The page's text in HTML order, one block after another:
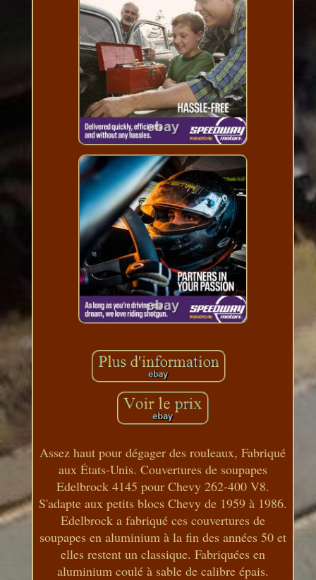
Assez haut pour dégager des rouleaux, Fabriqué
aux États-Unis. Couvertures de soupapes
Edelbrock 4145 pour Chevy 262-400 V8.
S'adapte aux petits blocs Chevy de 1959 à 1986.
Edelbrock a fabriqué ces couvertures de
soupapes en aluminium à la fin des années 50 et
elles restent un classique. Fabriquées en
aluminium coulé à sable de calibre épais.